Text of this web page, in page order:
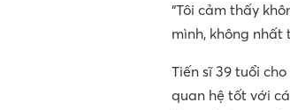
“Tôi cảm thấy
mình, không
Tiến sĩ 39 tuổi
quan hệ tốt với